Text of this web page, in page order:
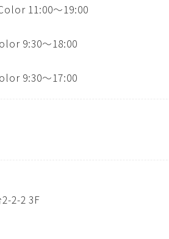
11:00～19:00
9:30～18:00
9:30～17:00
2-2 3F